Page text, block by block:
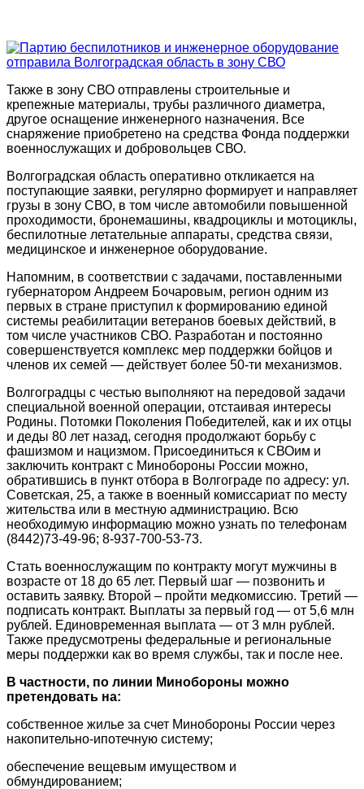
Также в зону СВО отправлены строительные и
крепежные материалы, трубы различного диаметра,
другое оснащение инженерного назначения. Все
снаряжение приобретено на средства Фонда поддержки
военнослужащих и добровольцев СВО.
Волгоградская область оперативно откликается на
поступающие заявки, регулярно формирует и направляет
грузы в зону СВО, в том числе автомобили повышенной
проходимости, бронемашины, квадроциклы и мотоциклы,
беспилотные летательные аппараты, средства связи,
медицинское и инженерное оборудование.
Напомним, в соответствии с задачами, поставленными
губернатором Андреем Бочаровым, регион одним из
первых в стране приступил к формированию единой
системы реабилитации ветеранов боевых действий, в
том числе участников СВО. Разработан и постоянно
совершенствуется комплекс мер поддержки бойцов и
членов их семей — действует более 50-ти механизмов.
Волгоградцы с честью выполняют на передовой задачи
специальной военной операции, отстаивая интересы
Родины. Потомки Поколения Победителей, как и их отцы
и деды 80 лет назад, сегодня продолжают борьбу с
фашизмом и нацизмом. Присоединиться к СВОим и
заключить контракт с Минобороны России можно,
обратившись в пункт отбора в Волгограде по адресу: ул.
Советская, 25, а также в военный комиссариат по месту
жительства или в местную администрацию. Всю
необходимую информацию можно узнать по телефонам
(8442)73-49-96; 8-937-700-53-73.
Стать военнослужащим по контракту могут мужчины в
возрасте от 18 до 65 лет. Первый шаг — позвонить и
оставить заявку. Второй – пройти медкомиссию. Третий —
подписать контракт. Выплаты за первый год — от 5,6 млн
рублей. Единовременная выплата — от 3 млн рублей.
Также предусмотрены федеральные и региональные
меры поддержки как во время службы, так и после нее.
В частности, по линии Минобороны можно
претендовать на:
собственное жилье за счет Минобороны России через
накопительно-ипотечную систему;
обеспечение вещевым имуществом и
обмундированием;